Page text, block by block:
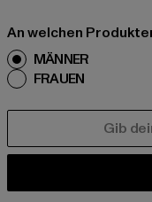
An welchen
MÄNNER
FRAUEN